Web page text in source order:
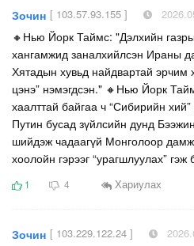
Зочин [ 103.57.93.155 ]
🔸Нью Йорк Таймс: "Дэлхийн
хангамжид заналхийлсэн Ираны
Хятадын хувьд найдвартай эрчим
цэнэ” нэмэгдсэн." 🔸Нью Йорк
хаалттай байгаа ч “Сибирийн хий”
Путин бусад зүйлсийн дунд
шийдэж чадаагүй Монголоор
хоолойн гэрээг “урагшлуулах” гэж
1 4 Хариулах
Зочин [ 103.229.122.24 ]